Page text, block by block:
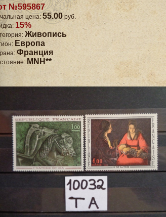
№595867
цена: 55.00руб.
15%
Живопись
Европа
Франция
MNH**